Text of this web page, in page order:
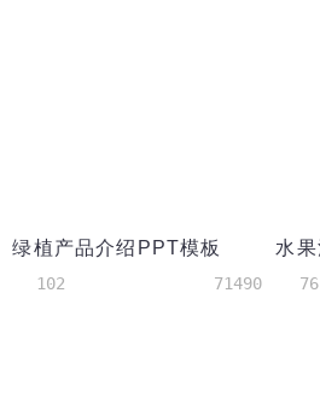
绿植产品介绍PPT模板
102 71490 76